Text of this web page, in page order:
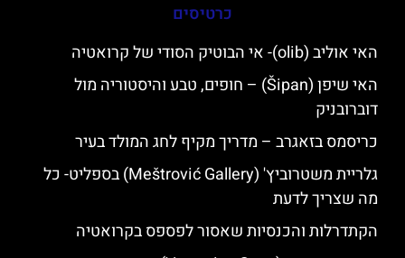
כרטיסים
האי אוליב (olib)- אי הבוטיק הסודי של קרואטיה
האי שיפן (Šipan) – חופים, טבע והיסטוריה מול
דוברובניק
כריסמס בזאגרב – מדריך מקיף לחג המולד בעיר
גלריית משטרוביץ' (Meštrović Gallery) בספליט- כל
מה שצריך לדעת
הקתדרלות והכנסיות שאסור לפספס בקרואטיה